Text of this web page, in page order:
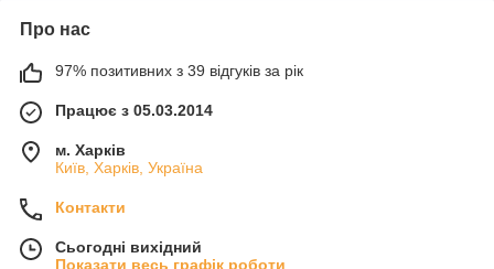
Про нас
97% позитивних з 39 відгуків за рік
Працює з 05.03.2014
м. Харків
Київ, Харків, Україна
Контакти
Сьогодні вихідний
Показати весь графік роботи